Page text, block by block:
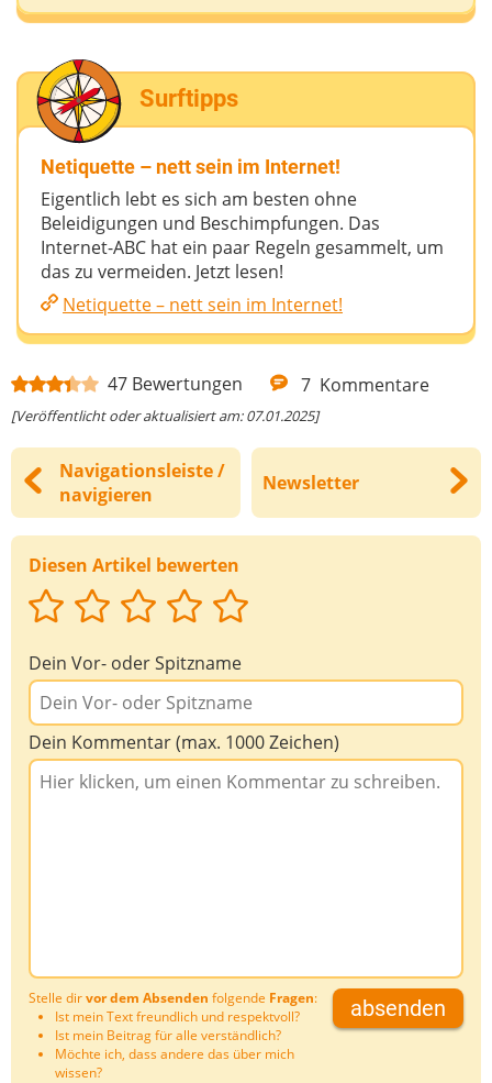
47 Bewertungen 7 Kommentare
[Veröffentlicht oder aktualisiert am: 07.01.2025]
Navigationsleiste /
navigieren
Newsletter
Diesen Artikel bewerten
Dein Vor- oder Spitzname
Dein Kommentar (max. 1000 Zeichen)
Stelle dirvor dem Absenden folgende Fragen:
Ist mein Text freundlich und respektvoll?
Ist mein Beitrag für alle verständlich?
Möchte ich, dass andere das über mich
wissen?
absenden
möchtest)
Deine Nachricht
Surftipps
Netiquette – nett sein im Internet!
Eigentlich lebt es sich am besten ohne
Beleidigungen und Beschimpfungen. Das
Internet-ABC hat ein paar Regeln gesammelt, um
das zu vermeiden. Jetzt lesen!
Netiquette – nett sein im Internet!